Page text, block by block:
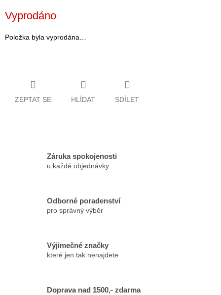
Prodejny
Přihlášení
cena:
Vyprodáno
Položka byla vyprodána…
ZEPTAT SE HLÍDAT SDÍLET
Záruka spokojenosti
u každé objednávky
Odborné poradenství
pro správný výběr
Výjimečné značky
které jen tak nenajdete
Doprava nad 1500,- zdarma